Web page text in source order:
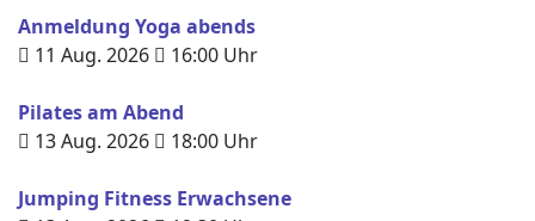
Anmeldung Yoga abends
11 Aug. 2026
16:00 Uhr
Pilates am Abend
13 Aug. 2026
18:00 Uhr
Jumping Fitness Erwachsene